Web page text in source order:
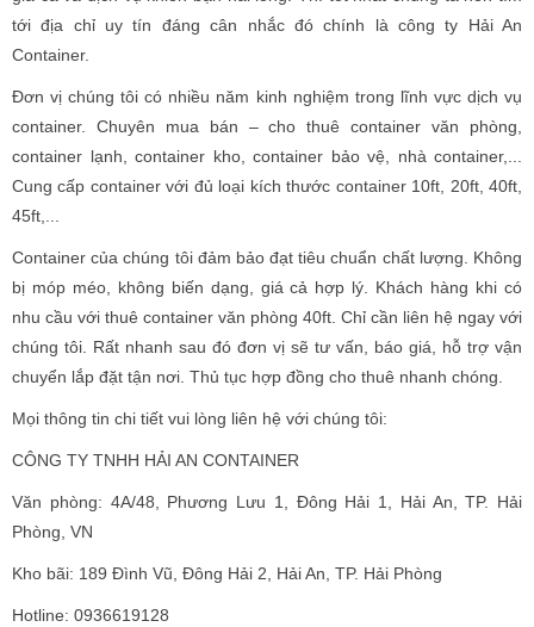
tới địa chỉ uy tín đáng cân nhắc đó chính là công ty Hải An
Container.
Đơn vị chúng tôi có nhiều năm kinh nghiệm trong lĩnh vực dịch vụ
container. Chuyên mua bán – cho thuê container văn phòng,
container lạnh, container kho, container bảo vệ, nhà container,...
Cung cấp container với đủ loại kích thước container 10ft, 20ft, 40ft,
45ft,...
Container của chúng tôi đảm bảo đạt tiêu chuẩn chất lượng. Không
bị móp méo, không biến dạng, giá cả hợp lý. Khách hàng khi có
nhu cầu với thuê container văn phòng 40ft. Chỉ cần liên hệ ngay với
chúng tôi. Rất nhanh sau đó đơn vị sẽ tư vấn, báo giá, hỗ trợ vận
chuyển lắp đặt tận nơi. Thủ tục hợp đồng cho thuê nhanh chóng.
Mọi thông tin chi tiết vui lòng liên hệ với chúng tôi:
CÔNG TY TNHH HẢI AN CONTAINER
Văn phòng: 4A/48, Phương Lưu 1, Đông Hải 1, Hải An, TP. Hải
Phòng, VN
Kho bãi: 189 Đình Vũ, Đông Hải 2, Hải An, TP. Hải Phòng
Hotline: 0936619128